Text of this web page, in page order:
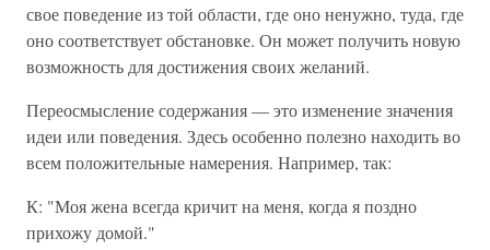
свое поведение из той области, где оно ненужно, туда, где
оно соответствует обстановке. Он может получить новую
возможность для достижения своих желаний.
Переосмысление содержания — это изменение значения
идеи или поведения. Здесь особенно полезно находить во
всем положительные намерения. Например, так:
К: "Моя жена всегда кричит на меня, когда я поздно
прихожу домой."